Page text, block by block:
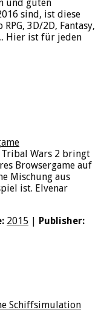
und guten
sind, ist diese
3D/2D, Fantasy,
Hier ist für jeden
Tribal Wars 2 bringt
Browsergame auf
Mischung aus
ist. Elvenar
2015
Publisher: